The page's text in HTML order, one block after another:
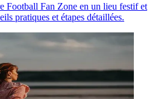
Football Fan Zone en un lieu festif et
pratiques et étapes détaillées.